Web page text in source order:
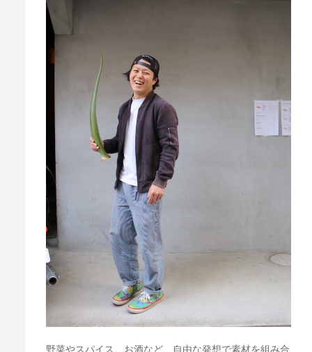
野菜やスパイス、お酒など、自由な発想で素材を組み合